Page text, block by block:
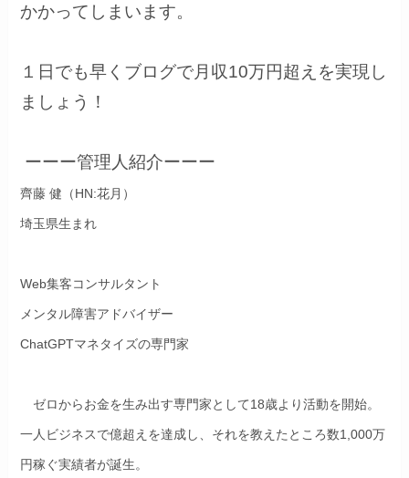
かかってしまいます。
１日でも早くブログで月収10万円超えを実現し
ましょう！
ーーー管理人紹介ーーー
齊藤 健（HN:花月）
埼玉県生まれ
Web集客コンサルタント
メンタル障害アドバイザー
ChatGPTマネタイズの専門家
ゼロからお金を生み出す専門家として18歳より活動を開始。
一人ビジネスで億超えを達成し、それを教えたところ数1,000万
円稼ぐ実績者が誕生。